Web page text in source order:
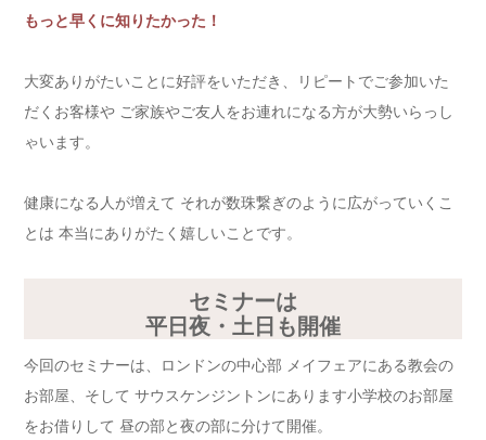
もっと早くに知りたかった！
大変ありがたいことに好評をいただき、リピートでご参加いた
だくお客様や ご家族やご友人をお連れになる方が大勢いらっし
ゃいます。
健康になる人が増えて それが数珠繋ぎのように広がっていくこ
とは 本当にありがたく嬉しいことです。
セミナーは
平日夜・土日も開催
今回のセミナーは、ロンドンの中心部 メイフェアにある教会の
お部屋、そして サウスケンジントンにあります小学校のお部屋
をお借りして 昼の部と夜の部に分けて開催。